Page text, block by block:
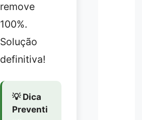
remove
100%.
Solução
definitiva!
💡 Dica
Preventi